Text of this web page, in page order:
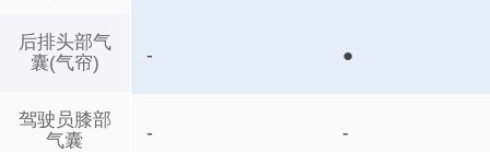
后排头部气
囊(气帘)
驾驶员膝部
气囊
- ●
- -